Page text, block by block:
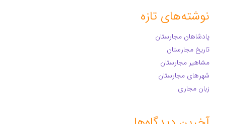
نوشته‌های تازه
پادشاهان مجارستان
تاریخ مجارستان
مشاهیر مجارستان
شهرهای مجارستان
زبان مجاری